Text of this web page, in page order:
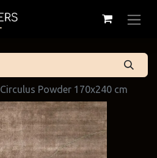
Circulus Powder 170x240 cm